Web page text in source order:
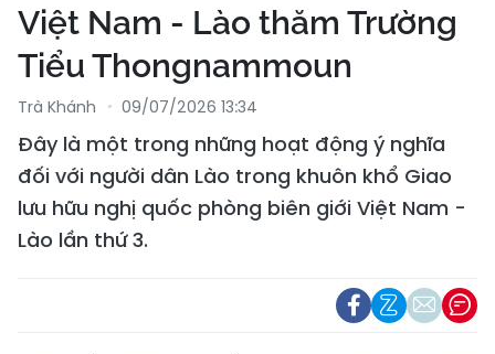
Việt Nam - Lào thăm Trường
Tiểu Thongnammoun
Trà Khánh 09/07/2026 13:34
Đây là một trong những hoạt động ý nghĩa
đối với người dân Lào trong khuôn khổ Giao
lưu hữu nghị quốc phòng biên giới Việt Nam -
Lào lần thứ 3.